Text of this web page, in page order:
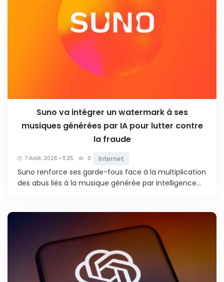
Suno va intégrer un watermark à ses
musiques générées par IA pour lutter contre
la fraude
7 Août. 2026 • 11:25 0 Internet
Suno renforce ses garde-fous face à la multiplication
des abus liés à la musique générée par intelligence...